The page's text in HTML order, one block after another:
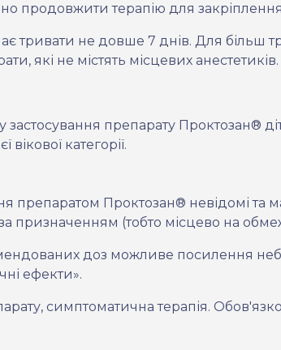
продовжити терапію для закріплення
тривати не довше 7 днів. Для більш
які не містять місцевих анестетиків.
застосування препарату Проктозан®
вікової категорії.
препаратом Проктозан® невідомі та
призначенням (тобто місцево на
доз можливе посилення
ефекти».
симптоматична терапія.